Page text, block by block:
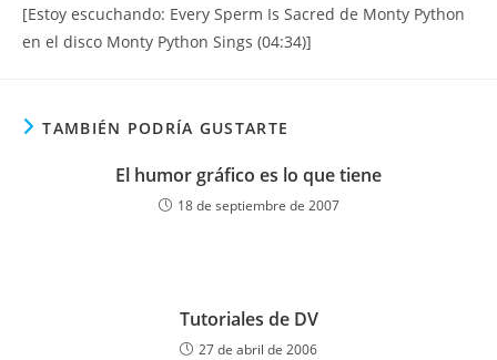
[Estoy escuchando: Every Sperm Is Sacred de Monty Python
en el disco Monty Python Sings (04:34)]
TAMBIÉN PODRÍA GUSTARTE
El humor gráfico es lo que tiene
18 de septiembre de 2007
Tutoriales de DV
27 de abril de 2006